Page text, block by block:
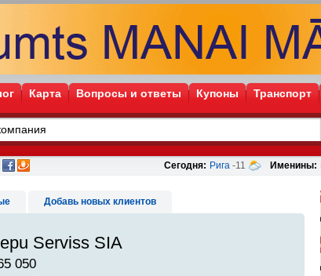
Карта Вопросы и ответы Купоны Транспорт
Сегодня: Рига -11 Именины:
Добавь новых клиентов
Serviss SIA
050